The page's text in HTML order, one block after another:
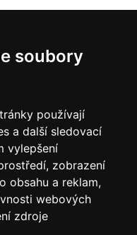
soubory
používají
a další sledovací
vylepšení
zobrazení
obsahu a reklam,
webových
zdroje